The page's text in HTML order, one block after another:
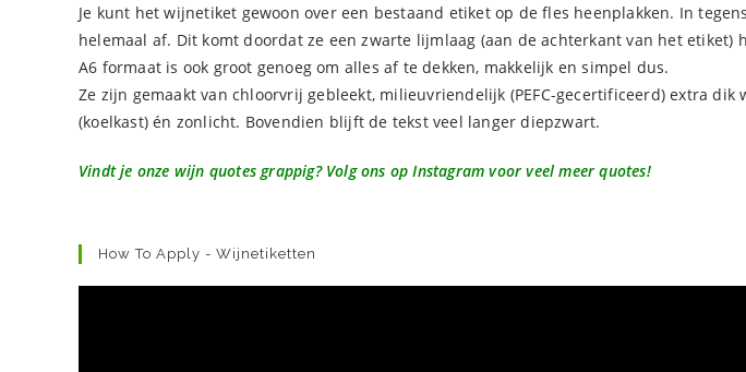
Je kunt het wijnetiket gewoon over een bestaand etiket op de fles heenplakken. In
helemaal af. Dit komt doordat ze een zwarte lijmlaag (aan de achterkant van het
A6 formaat is ook groot genoeg om alles af te dekken, makkelijk en simpel dus.
Ze zijn gemaakt van chloorvrij gebleekt, milieuvriendelijk (PEFC-gecertificeerd) extra
(koelkast) én zonlicht. Bovendien blijft de tekst veel langer diepzwart.
Vindt je onze wijn quotes grappig? Volg ons op Instagram voor veel meer quotes!
How To Apply - Wijnetiketten